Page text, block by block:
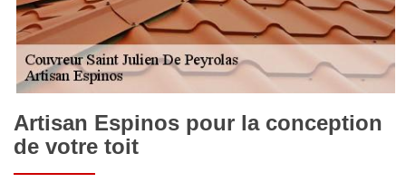
Artisan Espinos pour la conception
de votre toit